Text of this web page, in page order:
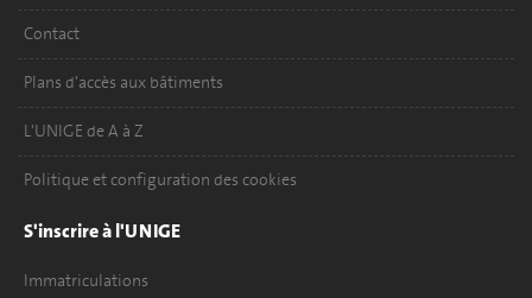
Contact
Plans d'accès aux bâtiments
L'UNIGE de A à Z
Politique et configuration des cookies
S'inscrire à l'UNIGE
Immatriculations